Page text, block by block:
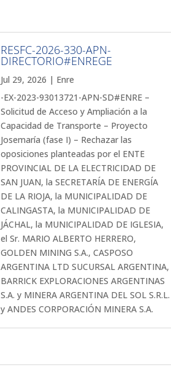
RESFC-2026-330-APN-
DIRECTORIO#ENREGE
Jul 29, 2026 | Enre
-EX-2023-93013721-APN-SD#ENRE –
Solicitud de Acceso y Ampliación a la
Capacidad de Transporte – Proyecto
Josemaría (fase I) – Rechazar las
oposiciones planteadas por el ENTE
PROVINCIAL DE LA ELECTRICIDAD DE
SAN JUAN, la SECRETARÍA DE ENERGÍA
DE LA RIOJA, la MUNICIPALIDAD DE
CALINGASTA, la MUNICIPALIDAD DE
JÁCHAL, la MUNICIPALIDAD DE IGLESIA,
el Sr. MARIO ALBERTO HERRERO,
GOLDEN MINING S.A., CASPOSO
ARGENTINA LTD SUCURSAL ARGENTINA,
BARRICK EXPLORACIONES ARGENTINAS
S.A. y MINERA ARGENTINA DEL SOL S.R.L.
y ANDES CORPORACIÓN MINERA S.A.